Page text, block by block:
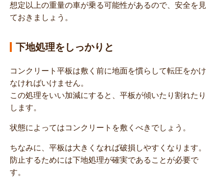
想定以上の重量の車が乗る可能性があるので、安全を見
ておきましょう。
下地処理をしっかりと
コンクリート平板は敷く前に地面を慣らして転圧をかけ
なければいけません。
この処理をいい加減にすると、平板が傾いたり割れたり
します。
状態によってはコンクリートを敷くべきでしょう。
ちなみに、平板は大きくなれば破損しやすくなります。
防止するためには下地処理が確実であることが必要で
す。